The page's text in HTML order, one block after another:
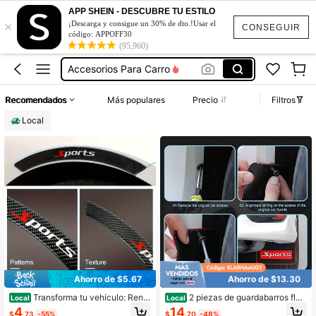
CONSEGUIR
×
APP SHEIN - DESCUBRE TU ESTILO
¡Descarga y consigue un 30% de dto.!Usar el
código: APPOFF30
(95,960)
Toyota Corolla
Honda Civic Accesorios
Accesorios Para Carro
Chevrolet Trailblazer
Honda Civic Accesorios
Recomendados Más populares Precio
Filtros
Local
Ahorro de $5.67
Local Transforma tu vehículo: Renu
eva tu vehículo con 4 piezas de gu
$4.73 -55%
Ahorro de $13.30
Local 2 piezas de guardabarros flexi
bles universales - Negro con patrón
$14.70 -48%